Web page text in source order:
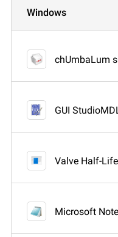
Windows
chUmbaLum
GUI
Valve Half-Life
Microsoft